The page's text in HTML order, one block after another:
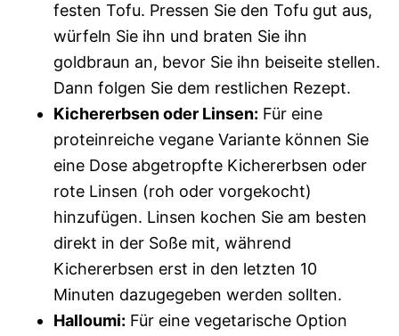
festen Tofu. Pressen Sie den Tofu gut aus,
würfeln Sie ihn und braten Sie ihn
goldbraun an, bevor Sie ihn beiseite stellen.
Dann folgen Sie dem restlichen Rezept.
Kichererbsen oder Linsen: Für eine
proteinreiche vegane Variante können Sie
eine Dose abgetropfte Kichererbsen oder
rote Linsen (roh oder vorgekocht)
hinzufügen. Linsen kochen Sie am besten
direkt in der Soße mit, während
Kichererbsen erst in den letzten 10
Minuten dazugegeben werden sollten.
Halloumi: Für eine vegetarische Option